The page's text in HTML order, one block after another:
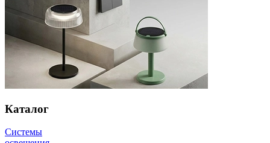
Каталог
Системы